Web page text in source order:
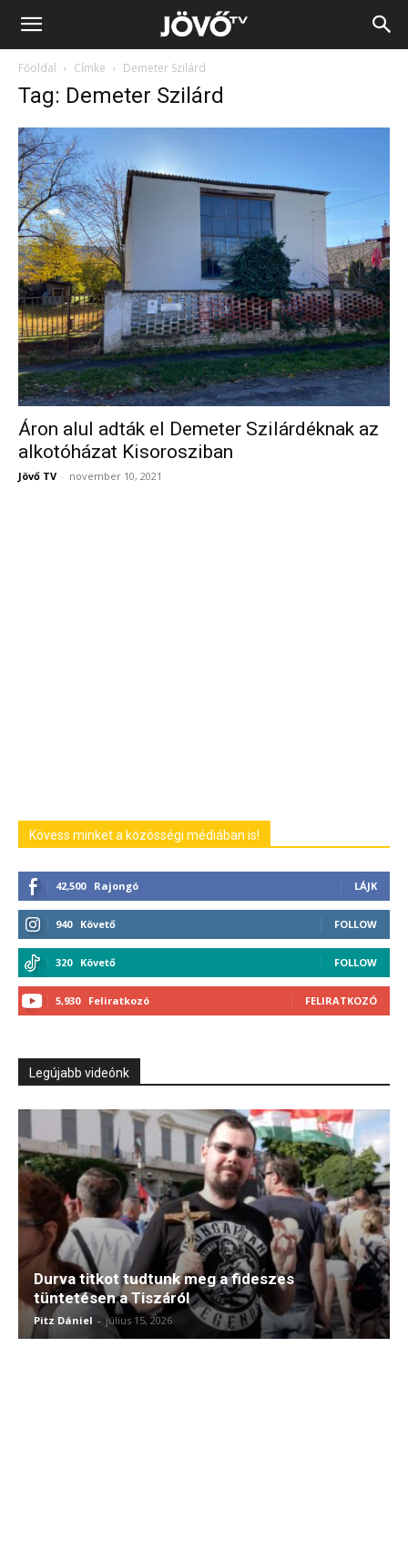
Jövő
Főoldal Címke Demeter Szilárd
Tag: Demeter Szilárd
Áron alul adták el Demeter Szilárdéknak az
alkotóházat Kisorosziban
Jövő TV - november 10, 2021
Kövess minket a közösségi médiában is!
42,500 Rajongó LÁJK
940 Követő FOLLOW
320 Követő FOLLOW
5,930 Feliratkozó FELIRATKOZÓ
Legújabb videónk
Durva titkot tudtunk meg a fideszes
tüntetésen a Tiszáról
Pitz Dániel - július 15, 2026